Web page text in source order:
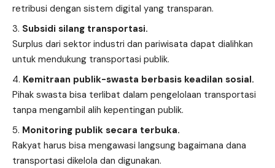
retribusi dengan sistem digital yang transparan.
Subsidi silang transportasi.
Surplus dari sektor industri dan pariwisata dapat dialihkan
untuk mendukung transportasi publik.
Kemitraan publik-swasta berbasis keadilan sosial.
Pihak swasta bisa terlibat dalam pengelolaan transportasi
tanpa mengambil alih kepentingan publik.
Monitoring publik secara terbuka.
Rakyat harus bisa mengawasi langsung bagaimana dana
transportasi dikelola dan digunakan.